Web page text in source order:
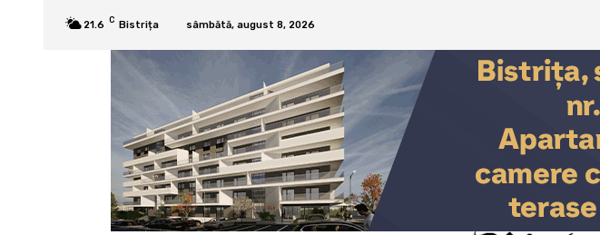
21.6 C Bistrița sâmbătă, august 8, 2026